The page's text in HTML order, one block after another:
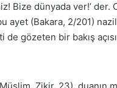
Bize dünyada ver!’
ayet (Bakara, 2/201)
gözeten bir bakış